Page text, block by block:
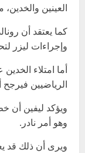
العينين
كما يعتقد أن
وإجراءات ليزر
أما امتلاء
الرياضيين
ويؤكد ليفين أن
وهو أمر نادر.